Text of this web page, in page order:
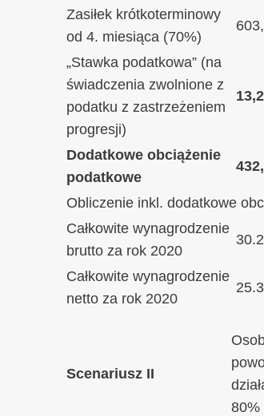
Zasiłek krótkoterminowy
od 4. miesiąca (70%)
„Stawka podatkowa” (na
świadczenia zwolnione z
podatku z zastrzeżeniem
progresji)
Dodatkowe obciążenie
podatkowe
Obliczenie inkl. dodatkowe
Całkowite wynagrodzenie
brutto za rok 2020
Całkowite wynagrodzenie
netto za rok 2020
Scenariusz II
80%